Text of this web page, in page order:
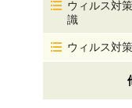
ウィルス対
識
ウィルス対